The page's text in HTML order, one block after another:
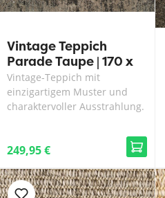
Vintage Teppich
Parade Taupe | 170 x
230 cm
Vintage-Teppich mit
einzigartigem Muster und
charaktervoller Ausstrahlung.
249,95 €